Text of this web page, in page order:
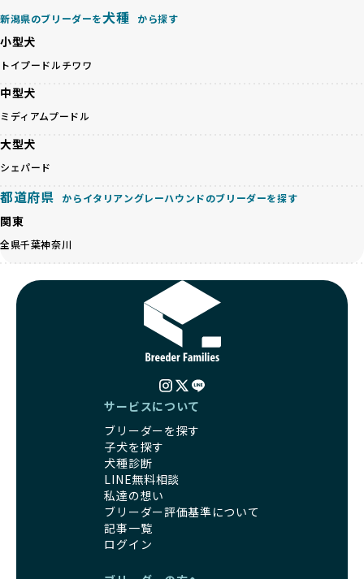
ーダー自身の理念や姿勢までも丁寧に確認しています。
さらに、こうした評価結果は透明性を持って公開されている
ため、どのブリーダーを選んでも安心して子犬をお迎えいた
だけます。
す。
量販売、負担の大きい流通構造、劣悪な飼育環境といった課
題に真摯に向き合っています。優良ブリーダーとの直接取引
る社会の実現を目指しています。
さらに、売上の一部を保護団体や保護団体を支援する公益法
人へ寄付しています。多くのペット販売業者が、動物福祉へ
の取り組みが不十分であることを理由に寄付を断られる中、
BreederFamiliesはその姿勢が評価され、寄付が実現してい
ます。この活動により、保護が必要なワンちゃんの救済や保
護活動の支援にも貢献しています。
BreederFamiliesのこうした取り組みは、目の前の子犬だけ
でなく、すべてのワンちゃんに優しい未来を創るための大き
な一歩です。ユーザーの皆さんがBreederFamiliesを通じて
身ともに健康に育つための環境づくりに全力を注いでいま
遺伝的なリスクを最小限に抑えた繁殖計画、栄養バランスが
考えられた食事、子犬がのびのびと動ける適度な運動環境、
さらに獣医師と連携した健康管理まで徹底しています。
その結果、BreederFamiliesを通じてお迎えする子犬は、元
気で健康なスタートを切れることが大きな魅力です。
子犬の社会性は、家庭でのしつけをスムーズにする重要なポ
イントです。BreederFamiliesのブリーダーは、母犬や兄弟
ペットショップやオークションを介さずに直接飼い主に渡す
ことを大切にしています。また、彼らはお迎え先を自身で確
接の引き渡しを基本とします。
一方で、営利優先ブリーダーは、広範囲に販売するためにペ
ットショップやオークションを活用し、子犬の心身への影響
を軽視しがちです。
「ペットショップ等を使わない」の詳細はこちら
近年、「小さくて可愛い」「珍しい毛色」という見た目の特
徴が人気を集め、高値で取引されることが多くなっていま
くありません。極小サイズは骨や心臓に負担がかかりやす
く、レアカラーには遺伝疾患のリスクが高まることがありま
す。
営利優先ブリーダーは、このような流行や需要に応じて無理
な繁殖を行いがちです。小柄な母犬を繁殖に多用して体に負
担をかけたり、子犬を小さく見せるために食事を減らすな
ど、健康を犠牲にした管理がされることもあります。このよ
うな方法では、ワンちゃんの免疫力や体力が低下し、飼い主
にとっても将来的な医療費やケアの負担が増える恐れがあり
優良ブリーダーは、こうした流行に流されず、ワンちゃんの
健康を最優先に考えています。特に小さいワンちゃんやレア
カラーの子犬を販売する場合は、健康リスクを十分に理解
し、飼い主にそのリスクについて丁寧に説明しています。食
事管理もしっかり行い、成長に必要な栄養を確保するなど、
ワンちゃんの健康を第一にした繁殖を心がけています。
「見た目以上に健康重視」の詳細はこちら
引退犬とは、繁殖期を終えたワンちゃんたちのことを指しま
新潟県のブリーダーを犬種 から探す
小型犬
トイプードルチワワ
中型犬
ミディアムプードル
大型犬
シェパード
都道府県 からイタリアングレーハウンドのブリーダーを探す
関東
全県千葉神奈川
サービスについて
ブリーダーを探す
子犬を探す
犬種診断
LINE無料相談
私達の想い
ブリーダー評価基準について
記事一覧
ログイン